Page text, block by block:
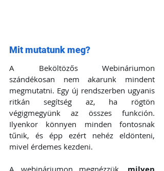
Mit mutatunk meg?
A Beköltözős Webináriumon
szándékosan nem akarunk mindent
megmutatni. Egy új rendszerben ugyanis
ritkán segítség az, ha rögtön
végigmegyünk az összes funkción.
Ilyenkor könnyen minden fontosnak
tűnik, és épp ezért nehéz eldönteni,
mivel érdemes kezdeni.